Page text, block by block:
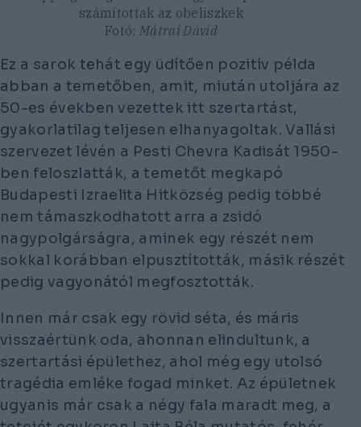
számítottak az obeliszkek
Fotó: Mátrai Dávid
Ez a sarok tehát egy üdítően pozitív példa
abban a temetőben, amit, miután utoljára az
50-es években vezettek itt szertartást,
gyakorlatilag teljesen elhanyagoltak. Vallási
szervezet lévén a Pesti Chevra Kadisát 1950-
ben feloszlatták, a temetőt megkapó
Budapesti Izraelita Hitközség pedig többé
nem támaszkodhatott arra a zsidó
nagypolgárságra, aminek egy részét nem
sokkal korábban elpusztították, másik részét
pedig vagyonától megfosztották.
Innen már csak egy rövid séta, és máris
visszaértünk oda, ahonnan elindultunk, a
szertartási épülethez, ahol még egy utolsó
tragédia emléke fogad minket. Az épületnek
ugyanis már csak a négy fala maradt meg, a